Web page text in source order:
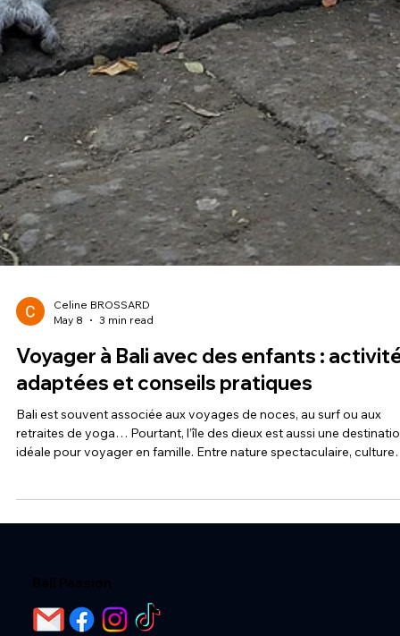
Celine BROSSARD
May 8
Voyager à Bali avec des enfants :
adaptées et conseils pratiques
Bali est souvent associée aux voyages de noces, au surf ou aux
idéale pour voyager en famille. Entre nature spectaculaire, culture
fascinante et nombreuses activités adaptées aux plus jeunes, Bali
Bali Passion